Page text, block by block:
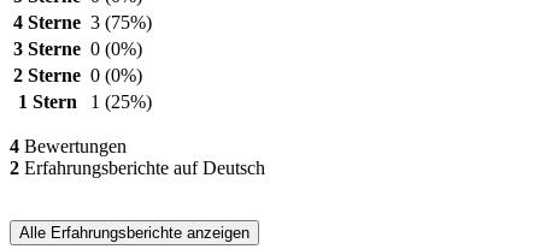
4 Sterne 3 (75%)
3 Sterne 0 (0%)
2 Sterne 0 (0%)
1 Stern
1 (25%)
4 Bewertungen
2 Erfahrungsberichte auf Deutsch
Alle Erfahrungsberichte anzeigen